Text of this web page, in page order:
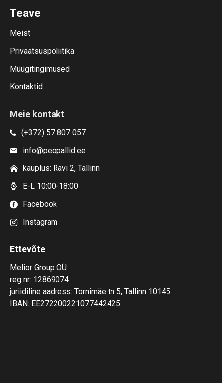
Teave
Meist
Privaatsuspoliitika
Müügitingimused
Kontaktid
Meie kontakt
(+372) 57 807 057
info@peopallid.ee
kauplus: Ravi 2, Tallinn
E-L 10:00-18:00
Facebook
Instagram
Ettevõte
Melior Group OÜ
reg nr: 12869074
juriidiline aadress: Tornimäe tn 5, Tallinn 10145
IBAN: EE272200221077442425